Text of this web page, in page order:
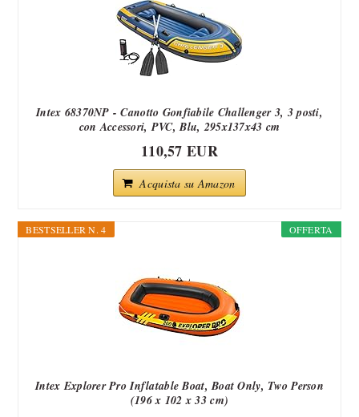
Intex 68370NP - Canotto Gonfiabile Challenger 3, 3 posti,
con Accessori, PVC, Blu, 295x137x43 cm
110,57 EUR
Acquista su Amazon
OFFERTA
BESTSELLER N. 4
Intex Explorer Pro Inflatable Boat, Boat Only, Two Person
(196 x 102 x 33 cm)